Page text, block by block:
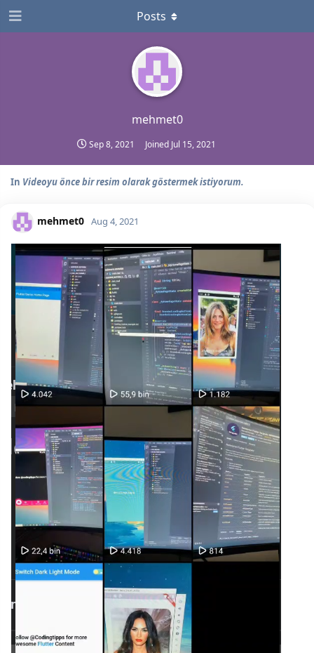
mehmet0
Sep 8, 2021 Joined Jul 15, 2021
Posts
In Videoyu önce bir resim olarak göstermek istiyorum.
mehmet0 Aug 4, 2021